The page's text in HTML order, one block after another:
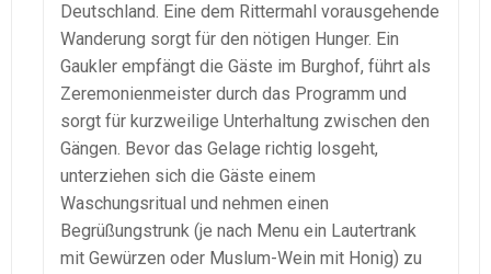
Deutschland. Eine dem Rittermahl vorausgehende
Wanderung sorgt für den nötigen Hunger. Ein
Gaukler empfängt die Gäste im Burghof, führt als
Zeremonienmeister durch das Programm und
sorgt für kurzweilige Unterhaltung zwischen den
Gängen. Bevor das Gelage richtig losgeht,
unterziehen sich die Gäste einem
Waschungsritual und nehmen einen
Begrüßungstrunk (je nach Menu ein Lautertrank
mit Gewürzen oder Muslum-Wein mit Honig) zu